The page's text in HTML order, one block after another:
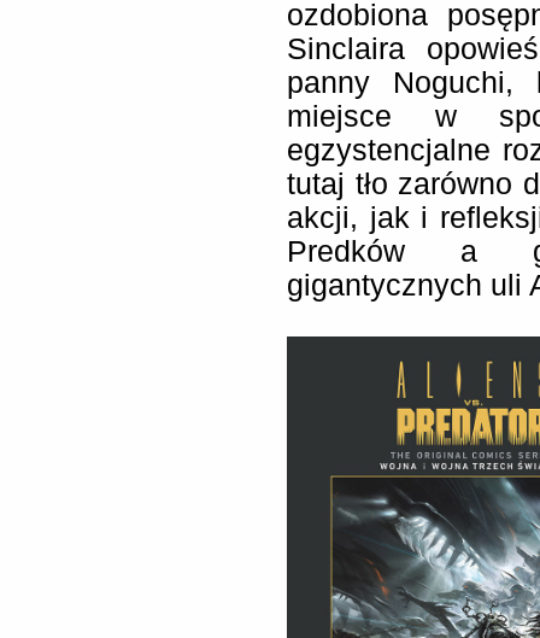
ozdobiona
Sinclaira
panny Noguchi,
miejsce w
egzystencjalne
tutaj tło zarówno
akcji, jak i
Predków a
gigantycznych uli